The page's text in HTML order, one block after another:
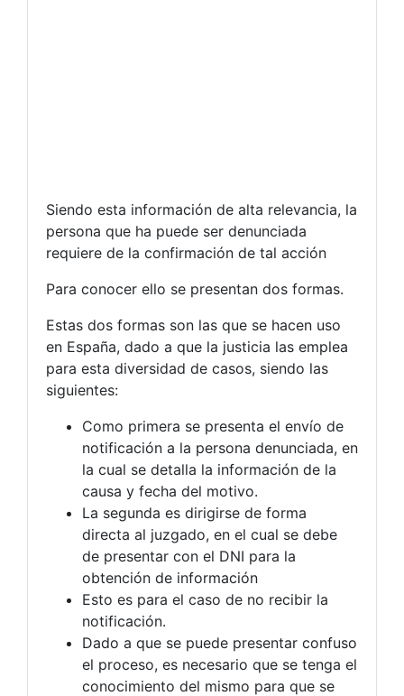
Siendo esta información de alta relevancia, la
persona que ha puede ser denunciada
requiere de la confirmación de tal acción
Para conocer ello se presentan dos formas.
Estas dos formas son las que se hacen uso
en España, dado a que la justicia las emplea
para esta diversidad de casos, siendo las
siguientes:
Como primera se presenta el envío de
notificación a la persona denunciada, en
la cual se detalla la información de la
causa y fecha del motivo.
La segunda es dirigirse de forma
directa al juzgado, en el cual se debe
de presentar con el DNI para la
obtención de información
Esto es para el caso de no recibir la
notificación.
Dado a que se puede presentar confuso
el proceso, es necesario que se tenga el
conocimiento del mismo para que se